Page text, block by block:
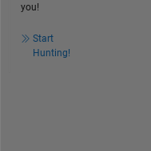
you!
Start
Hunting!